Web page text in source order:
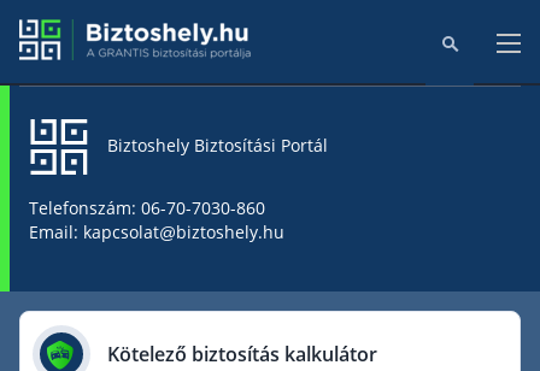
Biztosítók
Biztoshely Biztosítási Portál
Telefonszám: 06-70-7030-860
Email: kapcsolat@biztoshely.hu
Kötelező biztosítás kalkulátor